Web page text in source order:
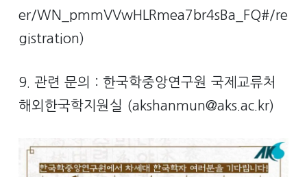
er/WN_pmmVVwHLRmea7br4sBa_FQ#/re
gistration)
9. 관련 문의 : 한국학중앙연구원 국제교류처
해외한국학지원실 (akshanmun@aks.ac.kr)